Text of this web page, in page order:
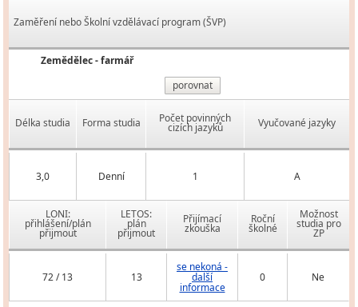
Zaměření nebo Školní vzdělávací program (ŠVP)
Zemědělec - farmář
porovnat
Délka studia Forma studia Počet povinných
cizích jazyků Vyučované jazyky
3,0 Denní 1 A
LONI:
přihlášení/plán
přijmout
LETOS:
plán
přijmout
Přijímací
zkouška
Roční
školné
Možnost
studia pro
ZP
72 / 13 13
se nekoná -
další
informace
0 Ne